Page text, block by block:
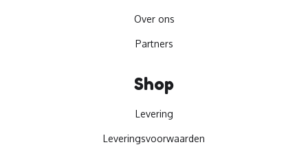
Over ons
Partners
Shop
Levering
Leveringsvoorwaarden